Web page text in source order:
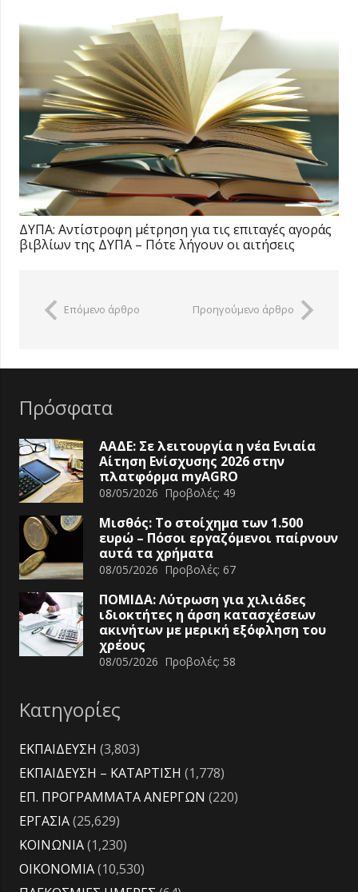
ΔΥΠΑ: Αντίστροφη μέτρηση για τις επιταγές αγοράς
βιβλίων της ΔΥΠΑ – Πότε λήγουν οι αιτήσεις
Επόμενο άρθρο Προηγούμενο άρθρο
Πρόσφατα
ΑΑΔΕ: Σε λειτουργία η νέα Ενιαία
Αίτηση Ενίσχυσης 2026 στην
πλατφόρμα myAGRO
08/05/2026 Προβολές: 49
Μισθός: Το στοίχημα των 1.500
ευρώ – Πόσοι εργαζόμενοι παίρνουν
αυτά τα χρήματα
08/05/2026 Προβολές: 67
ΠΟΜΙΔΑ: Λύτρωση για χιλιάδες
ιδιοκτήτες η άρση κατασχέσεων
ακινήτων με μερική εξόφληση του
χρέους
08/05/2026 Προβολές: 58
Κατηγορίες
ΕΚΠΑΙΔΕΥΣΗ (3,803)
ΕΚΠΑΙΔΕΥΣΗ – ΚΑΤΑΡΤΙΣΗ (1,778)
ΕΠ. ΠΡΟΓΡΑΜΜΑΤΑ ΑΝΕΡΓΩΝ (220)
ΕΡΓΑΣΙΑ(25,629)
ΚΟΙΝΩΝΙΑ(1,230)
ΟΙΚΟΝΟΜΙΑ(10,530)